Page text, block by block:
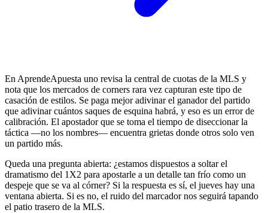
En AprendeApuesta uno revisa la central de cuotas de la MLS y
nota que los mercados de corners rara vez capturan este tipo de
casación de estilos. Se paga mejor adivinar el ganador del partido
que adivinar cuántos saques de esquina habrá, y eso es un error de
calibración. El apostador que se toma el tiempo de diseccionar la
táctica —no los nombres— encuentra grietas donde otros solo ven
un partido más.
Queda una pregunta abierta: ¿estamos dispuestos a soltar el
dramatismo del 1X2 para apostarle a un detalle tan frío como un
despeje que se va al córner? Si la respuesta es sí, el jueves hay una
ventana abierta. Si es no, el ruido del marcador nos seguirá tapando
el patio trasero de la MLS.